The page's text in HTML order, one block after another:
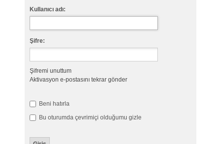
Kullanıcı adı:
Şifre:
Şifremi unuttum
Aktivasyon e-postasını tekrar gönder
Beni hatırla
Bu oturumda çevrimiçi olduğumu gizle